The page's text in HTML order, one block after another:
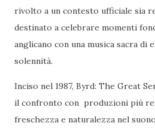
rivolto a un contesto ufficiale sia
destinato a celebrare momenti
anglicano con una musica sacra di
solennità.
Inciso nel 1987, Byrd: The Great
il confronto con produzioni più
freschezza e naturalezza nel